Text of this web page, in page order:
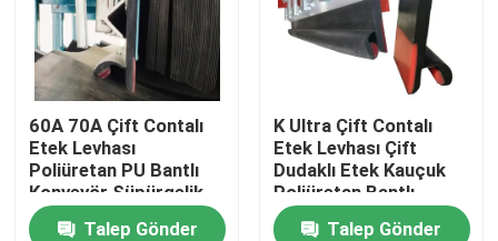
60A 70A Çift Contalı
Etek Levhası
Poliüretan PU Bantlı
Konveyör Süpürgelik
Talep Gönder
K Ultra Çift Contalı
Etek Levhası Çift
Dudaklı Etek Kauçuk
Poliüretan Bantlı
Süpürgelik
Talep Gönder